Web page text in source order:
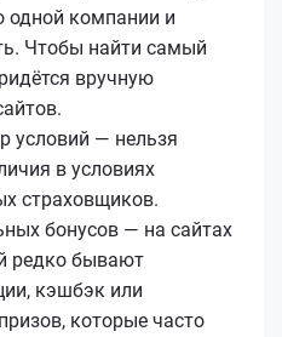
одной компании и
Чтобы найти самый
вручную
условий — нельзя
в условиях
страховщиков.
бонусов — на сайтах
редко бывают
кэшбэк или
которые часто